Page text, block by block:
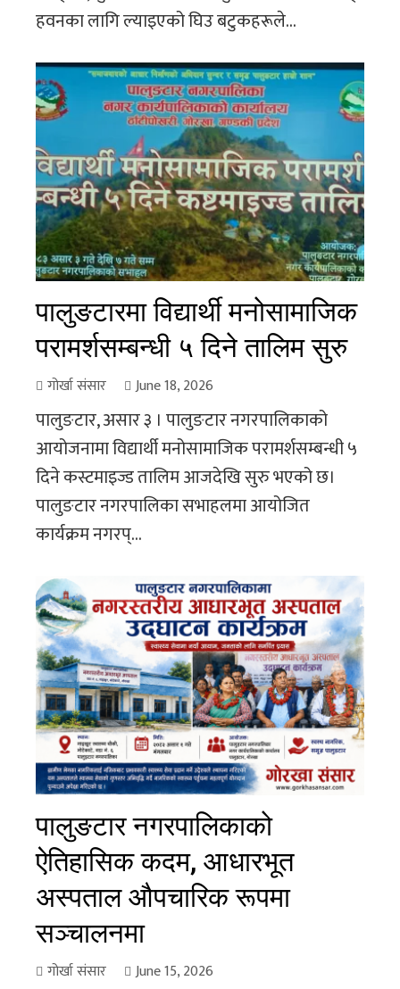
हवनका लागि ल्याइएको घिउ बटुकहरूले...
पालुङटारमा विद्यार्थी मनोसामाजिक
परामर्शसम्बन्धी ५ दिने तालिम सुरु
गोर्खा संसार June 18, 2026
पालुङटार, असार ३ । पालुङटार नगरपालिकाको
आयोजनामा विद्यार्थी मनोसामाजिक परामर्शसम्बन्धी ५
दिने कस्टमाइज्ड तालिम आजदेखि सुरु भएको छ।
पालुङटार नगरपालिका सभाहलमा आयोजित
कार्यक्रम नगरप्...
पालुङटार नगरपालिकाको
ऐतिहासिक कदम, आधारभूत
अस्पताल औपचारिक रूपमा
सञ्चालनमा
गोर्खा संसार June 15, 2026